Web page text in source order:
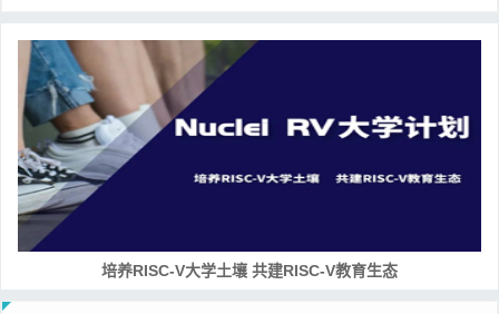
培养RISC-V大学土壤 共建RISC-V教育生态